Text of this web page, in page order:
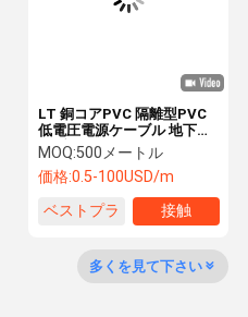
LT 銅コアPVC 隔離型PVC
低電圧電源ケーブル 地下ケ
ーブル 4x70mm2
IEC60502-1
MOQ:500メートル
価格:0.5-100USD/m
ベストプラ
接触
多くを見て下さい